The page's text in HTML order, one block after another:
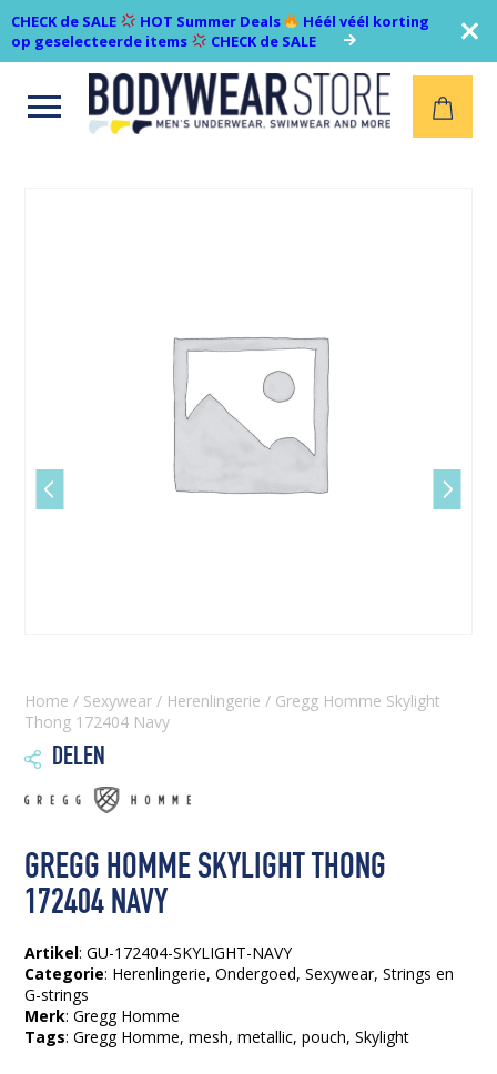
CHECK de SALE HOT Summer Deals
Héél véél korting
op geselecteerde items
CHECK de SALE
Open
Vorige
slide
slide
Home / Sexywear / Herenlingerie / Gregg Homme Skylight
Thong 172404 Navy
 DELEN
GREGG HOMME SKYLIGHT THONG
172404 NAVY
Artikel: GU-172404-SKYLIGHT-NAVY
Categorie: Herenlingerie,Ondergoed,Sexywear,Strings en
G-strings
Merk: Gregg Homme
Tags:Gregg Homme, mesh, metallic, pouch, Skylight